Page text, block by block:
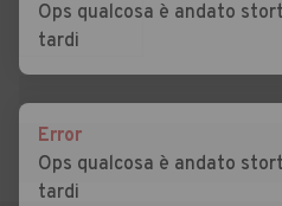
Auto usate Cazzago
Auto usate Cocquio-
Trevisago
Ops qualcosa è andato
tardi
Error
Ops qualcosa è andato
tardi